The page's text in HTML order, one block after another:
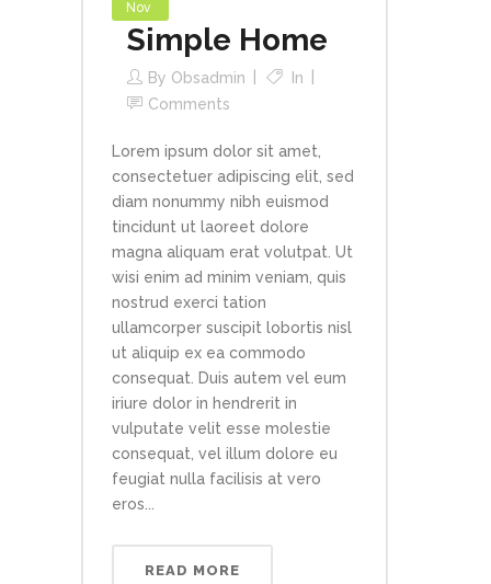
Nov
Simple Home
By Obsadmin
In
Comments
Lorem ipsum dolor sit amet,
consectetuer adipiscing elit, sed
diam nonummy nibh euismod
tincidunt ut laoreet dolore
magna aliquam erat volutpat. Ut
wisi enim ad minim veniam, quis
nostrud exerci tation
ullamcorper suscipit lobortis nisl
ut aliquip ex ea commodo
consequat. Duis autem vel eum
iriure dolor in hendrerit in
vulputate velit esse molestie
consequat, vel illum dolore eu
feugiat nulla facilisis at vero
eros...
READ MORE